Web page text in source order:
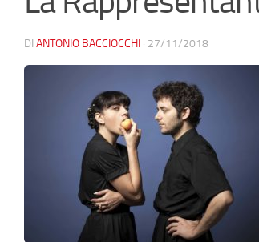
DI ANTONIO BACCIOCCHI · 27/11/2018